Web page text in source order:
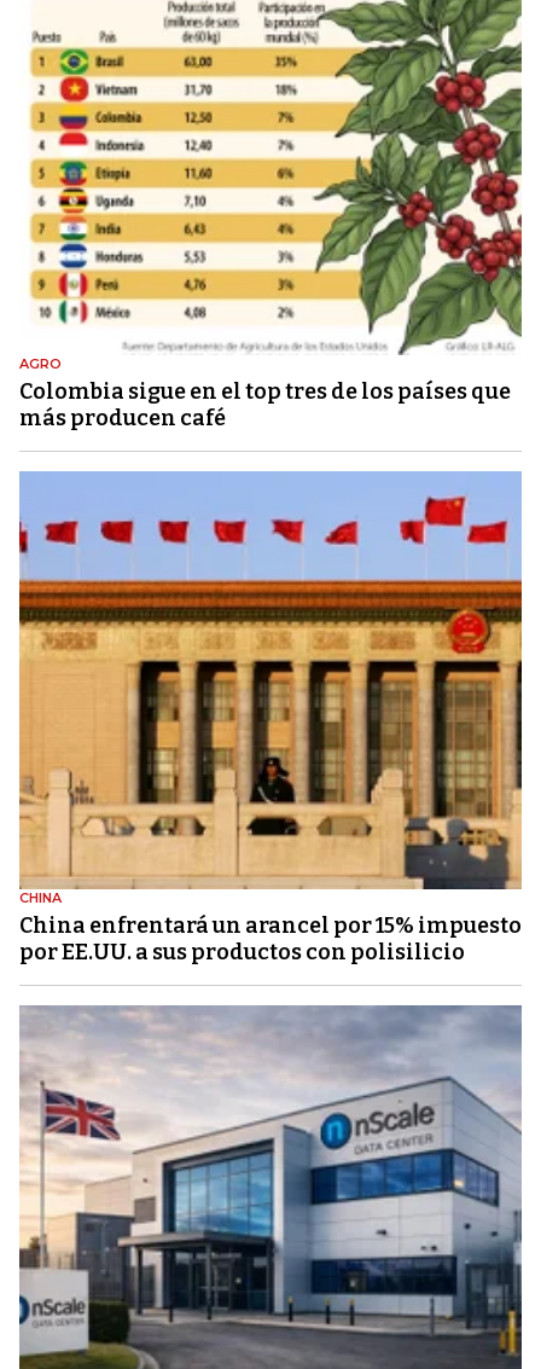
AGRO
Colombia sigue en el top tres de los países que
más producen café
CHINA
China enfrentará un arancel por 15% impuesto
por EE.UU. a sus productos con polisilicio